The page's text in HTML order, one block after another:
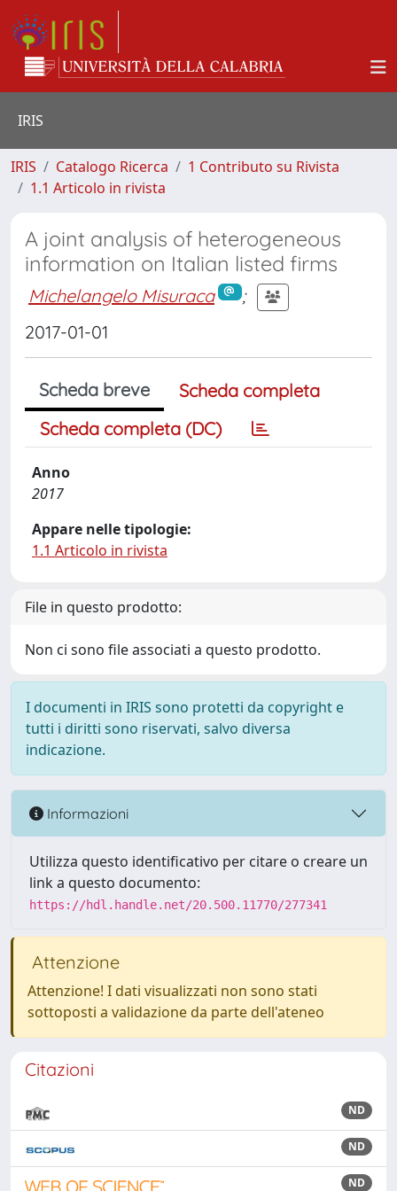
IRIS
IRIS Catalogo Ricerca
1 Contributo su Rivista
1.1 Articolo in rivista
A joint analysis of heterogeneous
information on Italian listed firms
Michelangelo Misuraca
;
2017-01-01
Scheda breve
Scheda completa
Scheda completa (DC)
Anno
2017
Appare nelle tipologie:
1.1 Articolo in rivista
File in questo prodotto:
Non ci sono file associati a questo prodotto.
I documenti in IRIS sono protetti da copyright e
tutti i diritti sono riservati, salvo diversa
indicazione.
Informazioni
Utilizza questo identificativo per citare o creare un
link a questo documento:
https://hdl.handle.net/20.500.11770/277341
Attenzione
Attenzione! I dati visualizzati non sono stati
sottoposti a validazione da parte dell'ateneo
Citazioni
ND
ND
ND